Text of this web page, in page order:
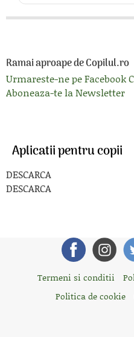
Ramai aproape de Copilul.ro
Urmareste-ne pe Facebook
Aboneaza-te la Newsletter
Aplicatii pentru copii
DESCARCA
DESCARCA
Termeni si conditii
Politica de cookie